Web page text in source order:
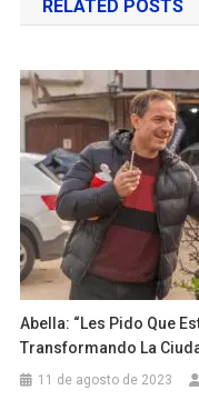
entradas
RELATED POSTS
Abella: “Les Pido Que
Transformando La
11 de agosto de 2023